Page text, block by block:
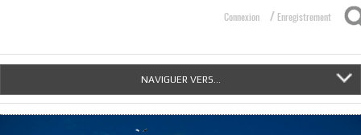
Connexion / Enregistrement
NAVIGUER VERS...